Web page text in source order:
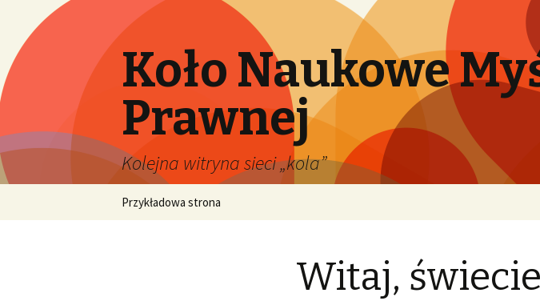
Koło Naukowe
Prawnej
Kolejna witryna sieci „kola”
Przykładowa strona
Witaj,